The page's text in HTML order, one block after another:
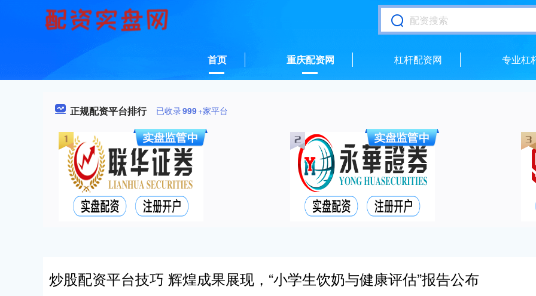
首页 重庆配资网 杠杆配资网 专业杠
正规配资平台排行 已收录999+家平台
炒股配资平台技巧 辉煌成果展现，“小学生饮奶与健康评估”报告公布